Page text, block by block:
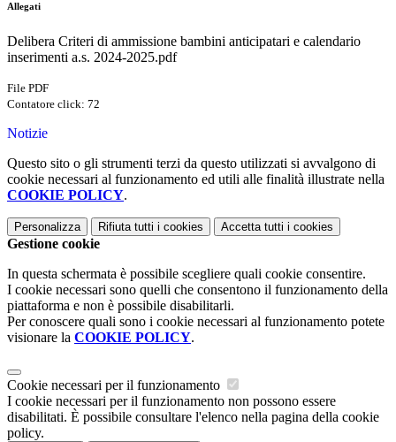
Allegati
Delibera Criteri di ammissione bambini anticipatari e calendario
inserimenti a.s. 2024-2025.pdf
File PDF
Contatore click: 72
Notizie
Questo sito o gli strumenti terzi da questo utilizzati si avvalgono di
cookie necessari al funzionamento ed utili alle finalità illustrate nella
COOKIE POLICY.
Personalizza Rifiuta tutti i cookies Accetta tutti i cookies
Gestione cookie
In questa schermata è possibile scegliere quali cookie consentire.
I cookie necessari sono quelli che consentono il funzionamento della
piattaforma e non è possibile disabilitarli.
Per conoscere quali sono i cookie necessari al funzionamento potete
visionare la COOKIE POLICY.
Cookie necessari per il funzionamento
I cookie necessari per il funzionamento non possono essere
disabilitati. È possibile consultare l'elenco nella pagina della cookie
policy.